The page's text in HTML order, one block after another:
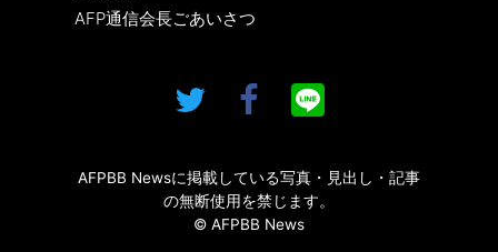
AFP通信会長ごあいさつ
AFPBB Newsに掲載している写真・見出し・記事
の無断使用を禁じます。
© AFPBB News